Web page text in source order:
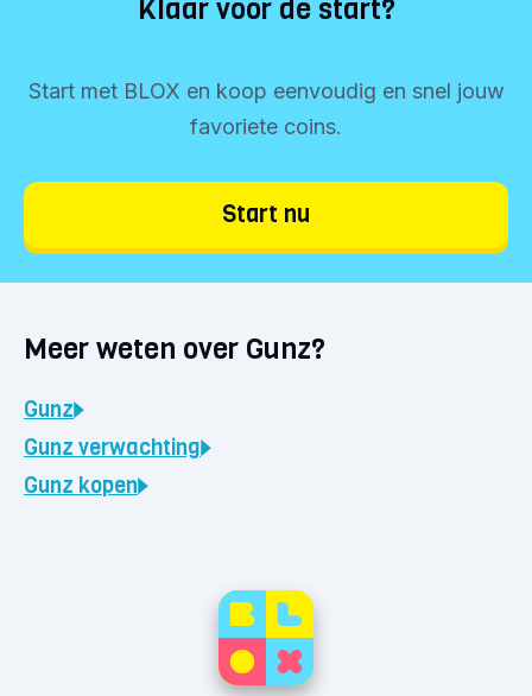
Klaar voor de start?
Start met BLOX en koop eenvoudig en snel jouw
favoriete coins.
Start nu
Meer weten over Gunz?
Gunz
Gunz verwachting
Gunz kopen